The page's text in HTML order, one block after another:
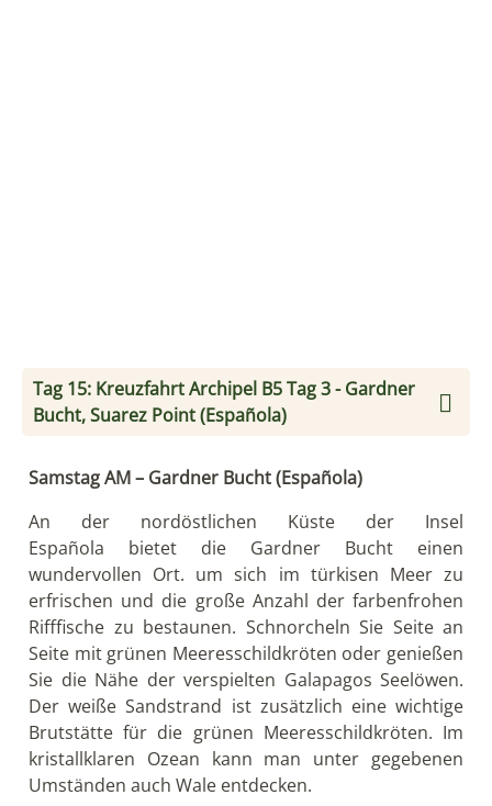
Tag 16: Insel San Cristobal: Pitt Point - Witch
Hill
Vormittag – Pitt Point
Zwei vom Wind geformte Tuffkegel am Pitt Point
stellen das östliche Ende von San Cristobal dar.
An dem kleinen Strand mit grünem Sand werden Sie
von bellenden Galapagos Seelöwen willkommen